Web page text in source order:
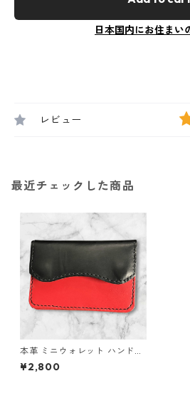
日本国内にお住まい
レビュー
最近チェックした商品
本革 ミニウォレット ハンドメ
イド メンズ レディース セカン
ド 経年変化 楽しめる フラップ
¥2,800